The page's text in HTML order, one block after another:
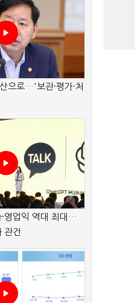
으로…'보관·평가·처
영업익 역대 최대…
관건